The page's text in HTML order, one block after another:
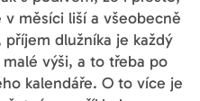
měsíci liší a všeobecně
dlužníka je každý
výši, a to třeba po
kalendáře. O to více je